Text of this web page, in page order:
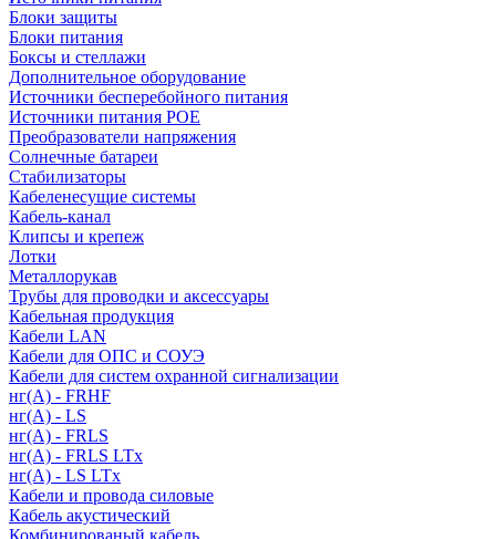
Блоки защиты
Блоки питания
Боксы и стеллажи
Дополнительное оборудование
Источники бесперебойного питания
Источники питания POE
Преобразователи напряжения
Солнечные батареи
Стабилизаторы
Кабеленесущие системы
Кабель-канал
Клипсы и крепеж
Лотки
Металлорукав
Трубы для проводки и аксессуары
Кабельная продукция
Кабели LAN
Кабели для ОПС и СОУЭ
Кабели для систем охранной сигнализации
нг(A) - FRHF
нг(A) - LS
нг(А) - FRLS
нг(А) - FRLS LTx
нг(А) - LS LTx
Кабели и провода силовые
Кабель акустический
Комбинированый кабель